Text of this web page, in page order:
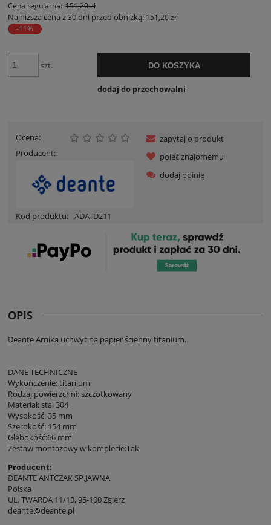
Cena regularna: 151,20 zł
Najniższa cena z 30 dni przed obniżką:151,20 zł
-11%
szt. DO KOSZYKA
dodaj do przechowalni
Ocena:
Producent:
Kod produktu: ADA_D211
zapytaj o produkt
poleć znajomemu
dodaj opinię
OPIS
Deante Arnika uchwyt na papier ścienny titanium.
DANE TECHNICZNE
Wykończenie: titanium
Rodzaj powierzchni: szczotkowany
Materiał: stal 304
Wysokość: 35 mm
Szerokość: 154 mm
Głębokość:66 mm
Zestaw montażowy w komplecie:Tak
Producent:
DEANTE ANTCZAK SP.JAWNA
Polska
UL. TWARDA 11/13, 95-100 Zgierz
deante@deante.pl